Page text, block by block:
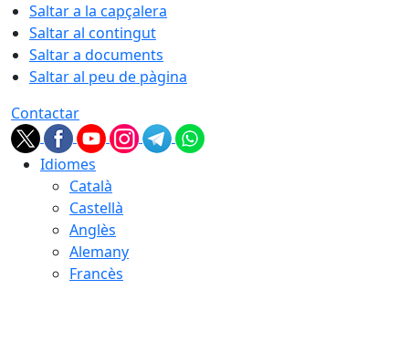
Saltar a la capçalera
Saltar al contingut
Saltar a documents
Saltar al peu de pàgina
Contactar
Idiomes
Català
Castellà
Anglès
Alemany
Francès